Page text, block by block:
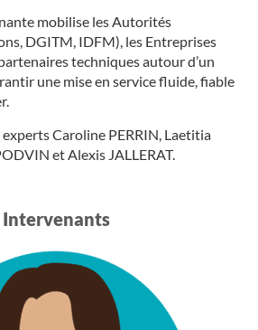
mobilise les Autorités
DGITM, IDFM), les Entreprises
techniques autour d’un
une mise en service fluide, fiable
Caroline PERRIN, Laetitia
et Alexis JALLERAT.
Intervenants